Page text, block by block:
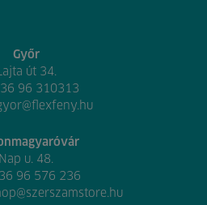
Győr
Lajta út 34.
96 310313
Nap u. 48.
96 576 236